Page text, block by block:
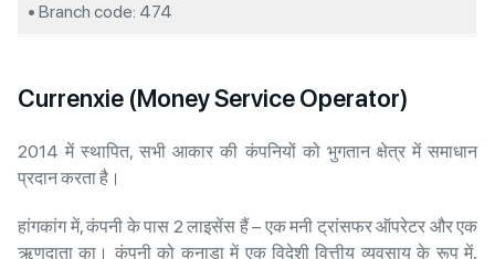
• Branch code: 474
Currenxie (Money Service Operator)
2014 में स्थापित, सभी आकार की कंपनियों को भुगतान क्षेत्र में समाधान
प्रदान करता है।
हांगकांग में, कंपनी के पास 2 लाइसेंस हैं – एक मनी ट्रांसफर ऑपरेटर और एक
ऋणदाता का। कंपनी को कनाडा में एक विदेशी वित्तीय व्यवसाय के रूप में,